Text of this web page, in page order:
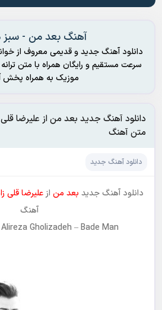
آهنگ بعد من - سبز
دانلود آهنگ جدید و قدیمی معروف از
سرعت مستقیم و رایگان همراه با متن
موزیک به همراه پخش
دانلود آهنگ جدید بعد من از علیرضا
متن آهنگ
دانلود آهنگ جدید
دانلود آهنگ جدید بعد من از علیرضا قلی
آهنگ
Gholizadeh – Bade Man